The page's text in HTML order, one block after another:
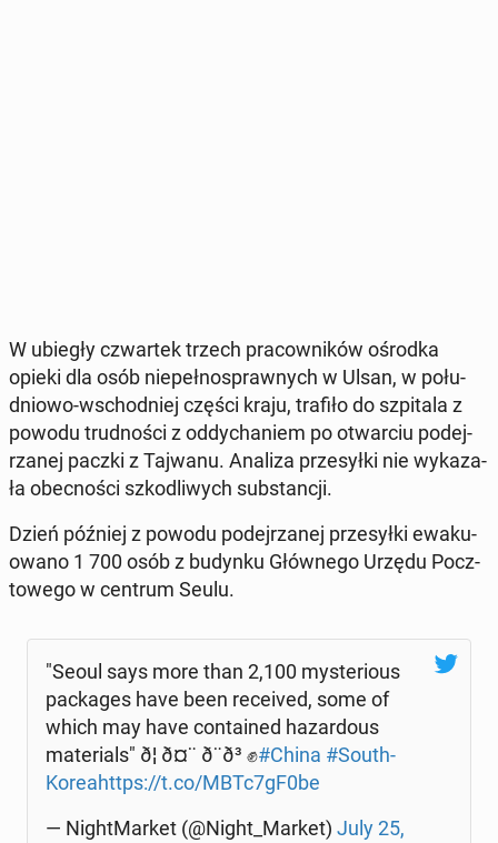
W ubiegły czwar­tek trzech pra­cow­ni­ków ośrodka
opieki dla osób nie­peł­no­spraw­nych w Ulsan, w po­łu­
dnio­wo-wschod­niej części kraju, trafiło do szpi­ta­la z
powodu trud­no­ści z od­dy­cha­niem po otwar­ciu po­dej­
rza­nej paczki z Tajwanu. Analiza prze­sył­ki nie wy­ka­za­
ła obec­no­ści szko­dli­wych sub­stan­cji.
Dzień później z powodu po­dej­rza­nej prze­sył­ki ewa­ku­
owa­no 1 700 osób z budynku Głów­ne­go Urzędu Pocz­
to­we­go w centrum Seulu.
"Seoul says more than 2,100 my­ste­rio­us
pac­ka­ges have been re­ce­ived, some of
which may have con­ta­ined ha­zar­do­us
ma­te­rials" ð¦ ð¤¨ ð¨ð³ ✊#China #So­uth­
Ko­reahttps://t.co/MBTc7gF0be
— Ni­ght­Mar­ket (@Night_Market) July 25,